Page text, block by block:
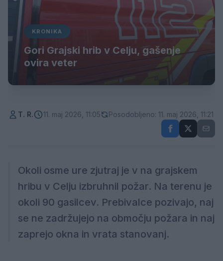
KRONIKA
Gori Grajski hrib v Celju, gašenje
ovira veter
T. R. 11. maj 2026, 11:05 Posodobljeno: 11. maj 2026, 11:21
Okoli osme ure zjutraj je v na grajskem
hribu v Celju izbruhnil požar. Na terenu je
okoli 90 gasilcev. Prebivalce pozivajo, naj
se ne zadržujejo na območju požara in naj
zaprejo okna in vrata stanovanj.